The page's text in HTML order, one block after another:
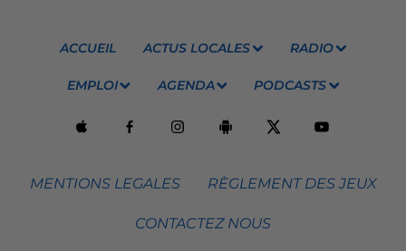
ACCUEIL ACTUS LOCALES RADIO
EMPLOI AGENDA PODCASTS
MENTIONS LEGALES RÈGLEMENT DES JEUX
CONTACTEZ NOUS